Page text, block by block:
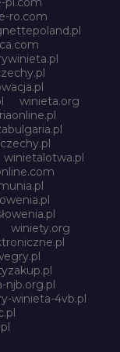
ro.com
winieta.org
winietalotwa.pl
winiety.org
njb.org.pl
winieta-4vb.pl